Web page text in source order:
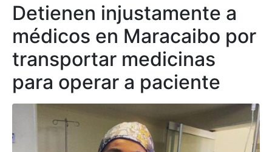
Detienen injustamente a
médicos en Maracaibo por
transportar medicinas
para operar a paciente